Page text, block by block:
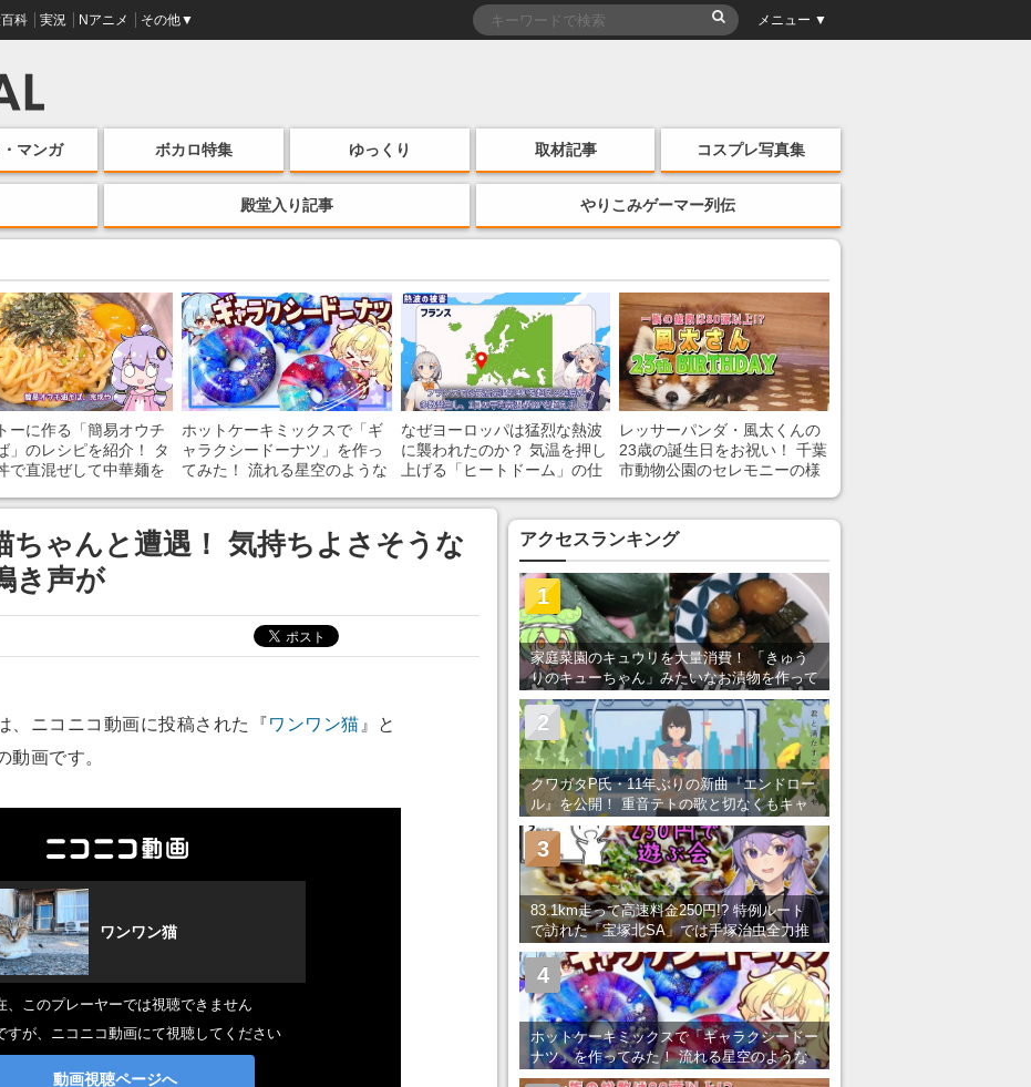
科 実況 Nアニメ その他▼ メニュー ▼
マンガ ボカロ特集 ゆっくり 取材記事 コスプレ写真集
殿堂入り記事 やりこみゲーマー列伝
ーに作る「簡易オウチ
」のレシピを紹介！ タ
で直混ぜして中華麺を
うまそう
ホットケーキミックスで「ギ
ャラクシードーナツ」を作っ
てみた！ 流れる星空のような
なぜヨーロッパは猛烈な熱波
に襲われたのか？ 気温を押し
上げる「ヒートドーム」の仕
レッサーパンダ・風太くんの
23歳の誕生日をお祝い！ 千葉
市動物公園のセレモニーの様
ちゃんと遭遇！ 気持ちよさそうな
き声が
ニコニコ動画に投稿された『ワンワン猫 』と
動画です。
アクセスランキング
家庭菜園のキュウリを大量消費！ 「きゅう
りのキューちゃん」みたいなお漬物を作って
みた
1
クワガタP氏・11年ぶりの新曲『エンドロー
ル』を公開！ 重音テトの歌と切なくもキャ
ッチーなメロディーが胸にしみる
2
83.1km走って高速料金250円!? 特例ルート
で訪れた「宝塚北SA」では手塚治虫全力推
し＆関西グルメが楽しめる！
3
ホットケーキミックスで「ギャラクシードー
ナツ」を作ってみた！ 流れる星空のような
レンチン・レシピを紹介
4